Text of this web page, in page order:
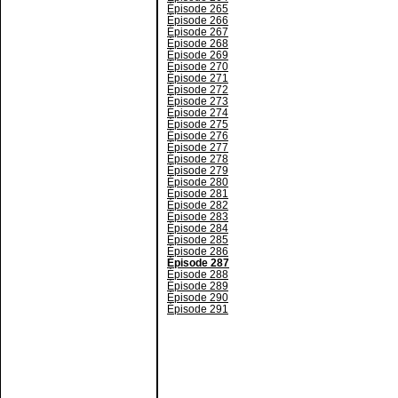
Épisode 265
Épisode 266
Épisode 267
Épisode 268
Épisode 269
Épisode 270
Épisode 271
Épisode 272
Épisode 273
Épisode 274
Épisode 275
Épisode 276
Épisode 277
Épisode 278
Épisode 279
Épisode 280
Épisode 281
Épisode 282
Épisode 283
Épisode 284
Épisode 285
Épisode 286
Épisode 287
Épisode 288
Épisode 289
Épisode 290
Épisode 291